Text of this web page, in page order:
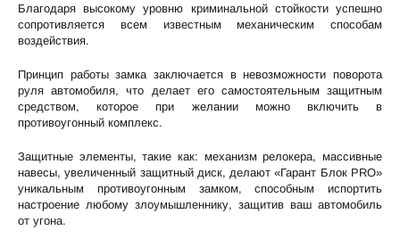
Благодаря высокому уровню криминальной стойкости успешно
сопротивляется всем известным механическим способам
воздействия.
Принцип работы замка заключается в невозможности поворота
руля автомобиля, что делает его самостоятельным защитным
средством, которое при желании можно включить в
противоугонный комплекс.
Защитные элементы, такие как: механизм релокера, массивные
навесы, увеличенный защитный диск, делают «Гарант Блок PRO»
уникальным противоугонным замком, способным испортить
настроение любому злоумышленнику, защитив ваш автомобиль
от угона.